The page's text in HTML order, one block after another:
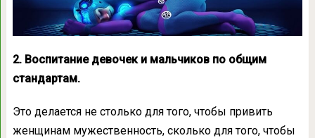
2. Воспитание девочек и мальчиков по общим
стандартам.
Это делается не столько для того, чтобы привить
женщинам мужественность, сколько для того, чтобы